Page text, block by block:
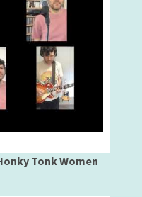
Tonk Women